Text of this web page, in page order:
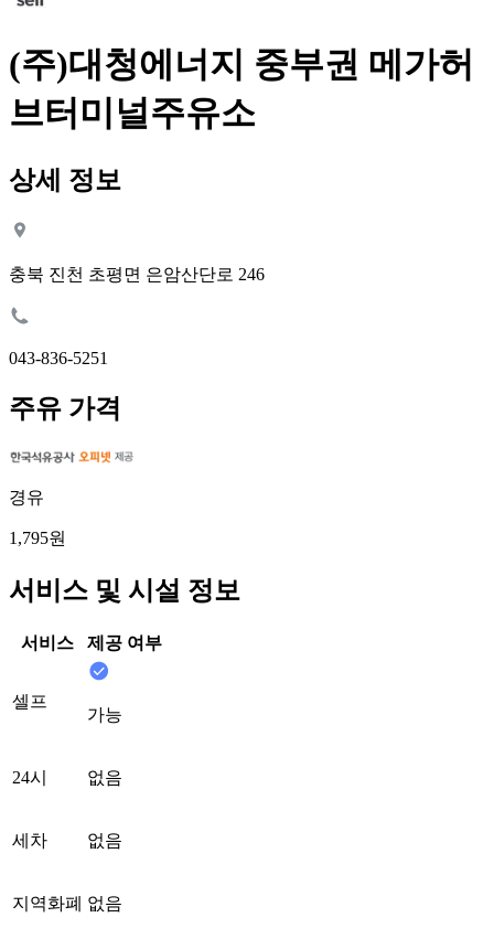
(주)대청에너지 중부권 메가허
브터미널주유소
상세 정보
충북 진천 초평면 은암산단로 246
043-836-5251
주유 가격
경유
1,795원
서비스 및 시설 정보
서비스 제공 여부
셀프
가능
24시 없음
세차 없음
지역화폐 없음